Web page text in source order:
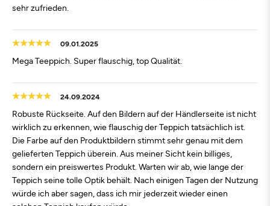
sehr zufrieden.
09.01.2025
Mega Teeppich. Super flauschig, top Qualität.
24.09.2024
Robuste Rückseite. Auf den Bildern auf der Händlerseite ist nicht
wirklich zu erkennen, wie flauschig der Teppich tatsächlich ist.
Die Farbe auf den Produktbildern stimmt sehr genau mit dem
gelieferten Teppich überein. Aus meiner Sicht kein billiges,
sondern ein preiswertes Produkt. Warten wir ab, wie lange der
Teppich seine tolle Optik behält. Nach einigen Tagen der Nutzung
würde ich aber sagen, dass ich mir jederzeit wieder einen